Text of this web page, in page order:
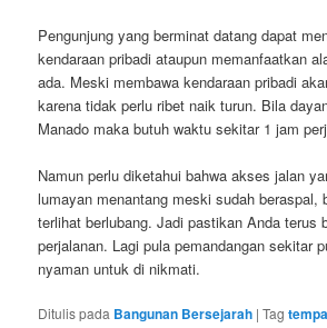
Pengunjung yang berminat datang dapat
kendaraan pribadi ataupun memanfaatkan
ada. Meski membawa kendaraan pribadi
karena tidak perlu ribet naik turun. Bila
Manado maka butuh waktu sekitar 1 jam
Namun perlu diketahui bahwa akses jalan
lumayan menantang meski sudah beraspal,
terlihat berlubang. Jadi pastikan Anda terus
perjalanan. Lagi pula pemandangan sekitar
nyaman untuk di nikmati.
Ditulis pada Bangunan Bersejarah |Tag